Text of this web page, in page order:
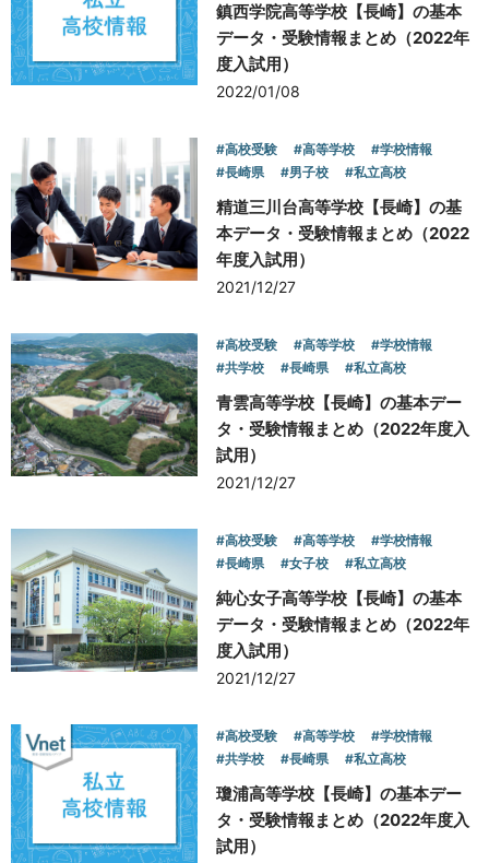
鎮西学院高等学校【長崎】の基本
データ・受験情報まとめ（2022年
度入試用）
2022/01/08
#高校受験 #高等学校
#学校情報
#長崎県
#男子校 #私立高校
精道三川台高等学校【長崎】の基
本データ・受験情報まとめ（2022
年度入試用）
2021/12/27
#高校受験 #高等学校
#学校情報
#共学校
#長崎県 #私立高校
青雲高等学校【長崎】の基本デー
タ・受験情報まとめ（2022年度入
試用）
2021/12/27
#高校受験 #高等学校
#学校情報
#長崎県
#女子校 #私立高校
純心女子高等学校【長崎】の基本
データ・受験情報まとめ（2022年
度入試用）
2021/12/27
#高校受験 #高等学校
#学校情報
#共学校
#長崎県 #私立高校
瓊浦高等学校【長崎】の基本デー
タ・受験情報まとめ（2022年度入
試用）